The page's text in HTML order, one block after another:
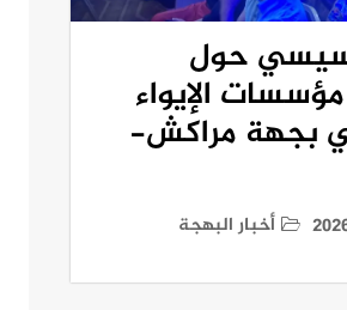
حول
الإيواء
بجهة مراكش-
أخبار البهجة